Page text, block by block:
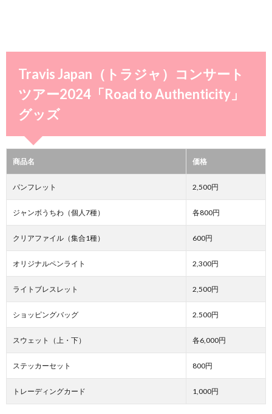
Travis Japan（トラジャ）コンサート
ツアー2024「Road to Authenticity」
グッズ
商品名 価格
パンフレット 2,500円
ジャンボうちわ（個人7種） 各800円
クリアファイル（集合1種） 600円
オリジナルペンライト 2,300円
ライトブレスレット 2,500円
ショッピングバッグ 2.500円
スウェット（上・下） 各6,000円
ステッカーセット 800円
トレーディングカード 1,000円